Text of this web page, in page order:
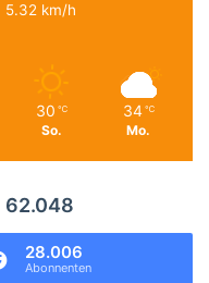
5.32 km/h
30 ℃
So.
34 ℃
Mo.
62.048
28.006
Abonnenten